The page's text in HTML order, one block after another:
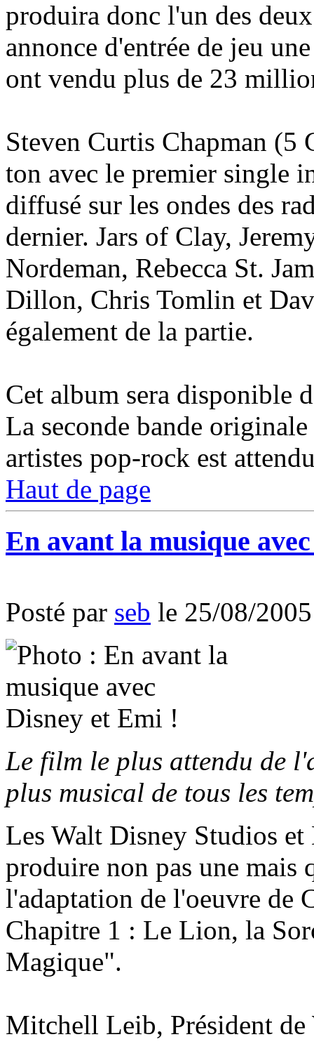
produira donc l'un des
annonce d'entrée de jeu
ont vendu plus de 23
Steven Curtis Chapman (5
ton avec le premier single
diffusé sur les ondes des
dernier. Jars of Clay,
Nordeman, Rebecca St.
Dillon, Chris Tomlin et
également de la partie.
Cet album sera disponible
La seconde bande
artistes pop-rock est
Haut de page
En avant la musique
Posté par seb le 25/08/2005
Le film le plus attendu de
plus musical de tous les
Les Walt Disney Studios
produire non pas une mais
l'adaptation de l'oeuvre de
Chapitre 1 : Le Lion, la
Magique".
Mitchell Leib, Président